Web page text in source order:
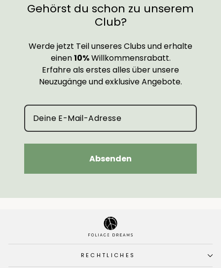
Gehörst du schon zu unserem
Club?
Werde jetzt Teil unseres Clubs und erhalte
einen10%Willkommensrabatt.
Erfahre als erstes alles über unsere
Neuzugänge und exklusive Angebote.
Absenden
RECHTLICHES